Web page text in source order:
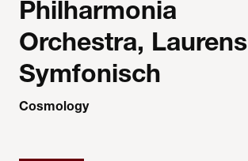
Philharmonia
Orchestra, Laurens
Symfonisch
Cosmology